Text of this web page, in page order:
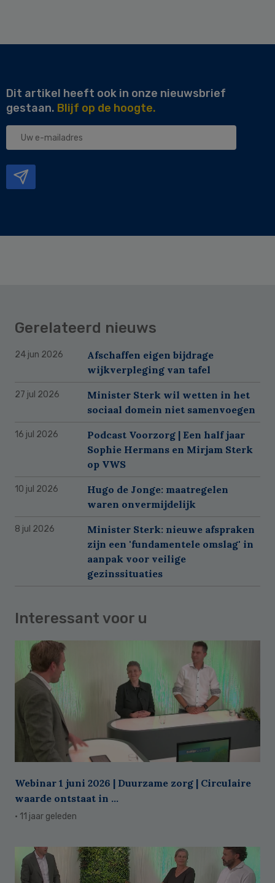
Dit artikel heeft ook in onze nieuwsbrief
gestaan. Blijf op de hoogte.
Uw
Gerelateerd nieuws
24 jun 2026
Afschaffen eigen bijdrage
wijkverpleging van tafel
27 jul 2026
Minister Sterk wil wetten in het
sociaal domein niet samenvoegen
16 jul 2026
Podcast Voorzorg | Een half jaar
Sophie Hermans en Mirjam Sterk
op VWS
10 jul 2026
Hugo de Jonge: maatregelen
waren onvermijdelijk
8 jul 2026
Minister Sterk: nieuwe afspraken
zijn een 'fundamentele omslag' in
aanpak voor veilige
gezinssituaties
Interessant voor u
Webinar 1 juni 2026 | Duurzame zorg | Circulaire
waarde ontstaat in ...
· 11 jaar geleden